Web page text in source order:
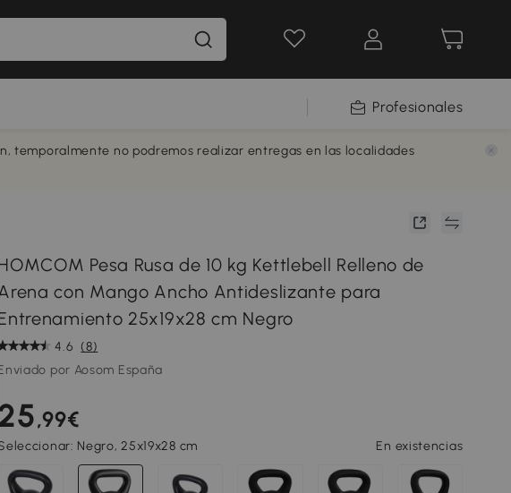
Profesionales
temporalmente no podremos realizar entregas en las localidades
Pesa Rusa de 10 kg Kettlebell Relleno de
con Mango Ancho Antideslizante para
25x19x28 cm Negro
4.6 (8)
por Aosom España
,99€
Negro, 25x19x28 cm En existencias